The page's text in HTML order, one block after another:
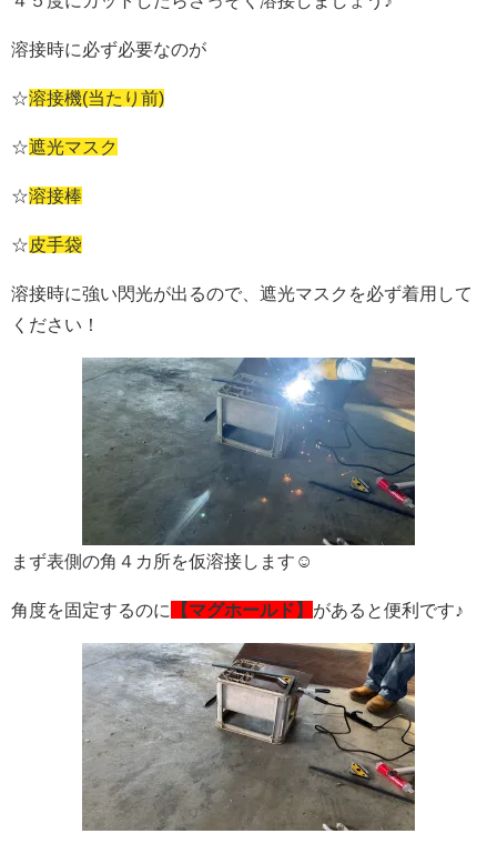
溶接時に必ず必要なのが
☆溶接機(当たり前)
☆遮光マスク
☆溶接棒
☆皮手袋
溶接時に強い閃光が出るので、遮光マスクを必ず着用して
ください！
まず表側の角４カ所を仮溶接します☺
角度を固定するのに 【マグホールド】 があると便利です♪